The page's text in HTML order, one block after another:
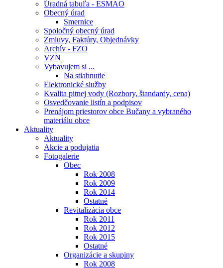
Úradná tabuľa - ESMAO
Obecný úrad
Smernice
Spoločný obecný úrad
Zmluvy, Faktúry, Objednávky
Archív - FZO
VZN
Vybavujem si ...
Na stiahnutie
Elektronické služby
Kvalita pitnej vody (Rozbory, štandardy, cena)
Osvedčovanie listín a podpisov
Prenájom priestorov obce Bučany a vybraného
materiálu obce
Aktuality
Aktuality
Akcie a podujatia
Fotogalerie
Obec
Rok 2008
Rok 2009
Rok 2014
Ostatné
Revitalizácia obce
Rok 2011
Rok 2012
Rok 2015
Ostatné
Organizácie a skupiny
Rok 2008